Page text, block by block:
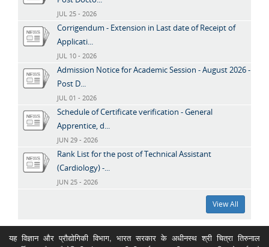
JUL 25 - 2026
Corrigendum - Extension in Last date of Receipt of
Applicati...
JUL 10 - 2026
Admission Notice for Academic Session - August 2026 -
Post D...
JUL 01 - 2026
Schedule of Certificate verification - General
Apprentice, d...
JUN 29 - 2026
Rank List for the post of Technical Assistant
(Cardiology) -...
JUN 25 - 2026
View All
यह विज्ञान और प्रौद्योगिकी विभाग, भारत सरकार के अधीनस्थ श्री चित्रा तिरुनाल